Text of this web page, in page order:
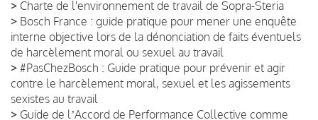
> Charte de l'environnement de travail de Sopra-Steria
> Bosch France : guide pratique pour mener une enquête
interne objective lors de la dénonciation de faits éventuels
de harcèlement moral ou sexuel au travail
> #PasChezBosch : Guide pratique pour prévenir et agir
contre le harcèlement moral, sexuel et les agissements
sexistes au travail
> Guide de lʼAccord de Performance Collective comme